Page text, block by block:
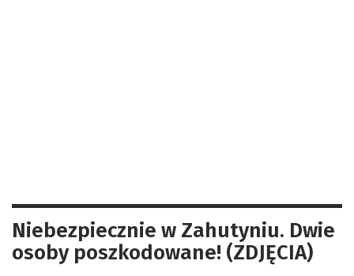
Niebezpiecznie w Zahutyniu. Dwie
osoby poszkodowane! (ZDJĘCIA)